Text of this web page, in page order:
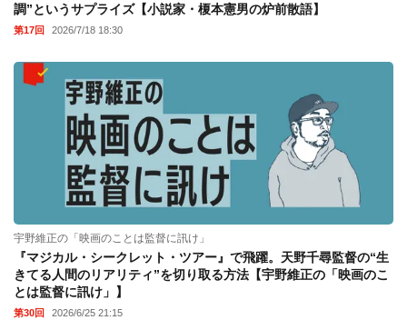
調”というサプライズ【小説家・榎本憲男の炉前散語】
第17回 2026/7/18 18:30
宇野維正の「映画のことは監督に訊け」
『マジカル・シークレット・ツアー』で飛躍。天野千尋監督の“生
きてる人間のリアリティ”を切り取る方法【宇野維正の「映画のこ
とは監督に訊け」】
第30回 2026/6/25 21:15